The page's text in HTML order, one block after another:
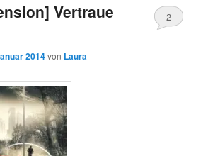
Vertraue
2014von Laura
2